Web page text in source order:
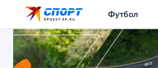
Футбол